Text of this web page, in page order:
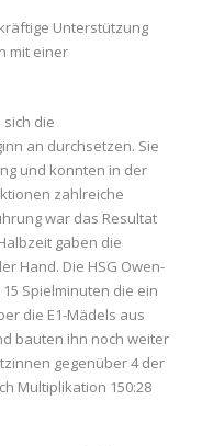
Unterstützung
mit einer
die
an durchsetzen. Sie
und konnten in der
zahlreiche
war das Resultat
gaben die
Hand. Die HSG Owen-
Spielminuten die ein
die E1-Mädels aus
bauten ihn noch weiter
gegenüber 4 der
Multiplikation 150:28